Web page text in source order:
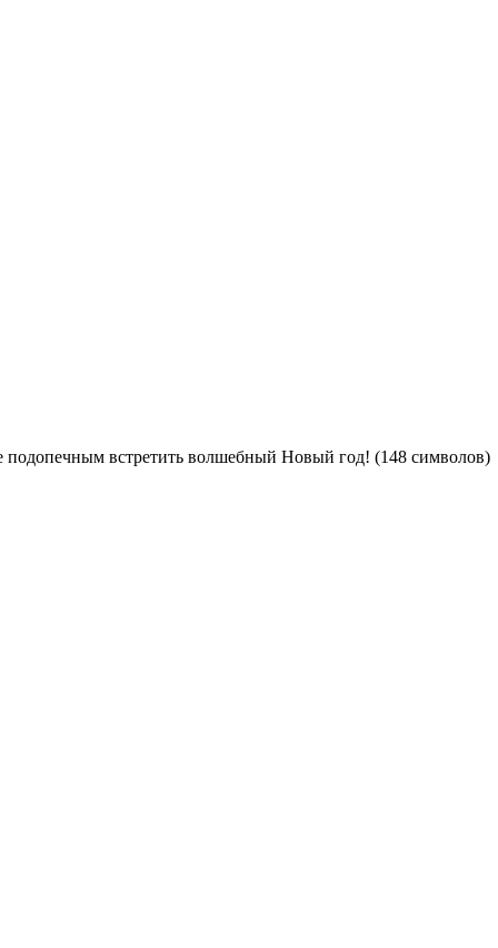
подопечным встретить волшебный Новый год! (148 символов)